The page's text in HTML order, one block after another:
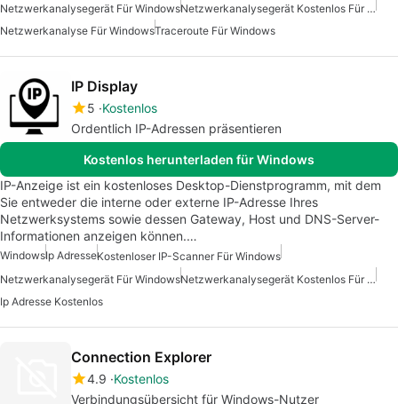
Netzwerkanalysegerät Für Windows
Netzwerkanalysegerät Kostenlos Für Windows
Netzwerkanalyse Für WindowsTraceroute Für Windows
IP Display
5 Kostenlos
Ordentlich IP-Adressen präsentieren
Kostenlos herunterladen für Windows
IP-Anzeige ist ein kostenloses Desktop-Dienstprogramm, mit dem
Sie entweder die interne oder externe IP-Adresse Ihres
Netzwerksystems sowie dessen Gateway, Host und DNS-Server-
Informationen anzeigen können.…
WindowsIp AdresseKostenloser IP-Scanner Für Windows
Netzwerkanalysegerät Für Windows
Netzwerkanalysegerät Kostenlos Für Windows
Ip Adresse Kostenlos
Connection Explorer
4.9 Kostenlos
Verbindungsübersicht für Windows-Nutzer